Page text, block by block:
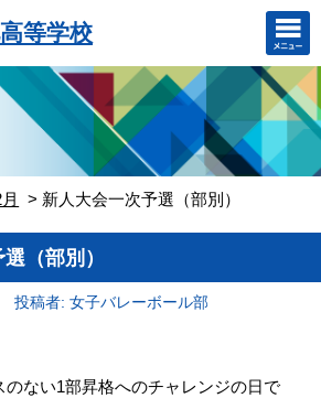
等学校
新人大会一次予選（部別）
（部別）
投稿者: 女子バレーボール部
のない1部昇格へのチャレンジの日で